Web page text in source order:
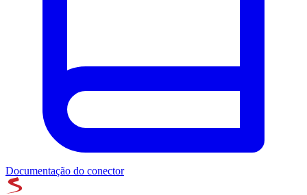
Documentação do conector